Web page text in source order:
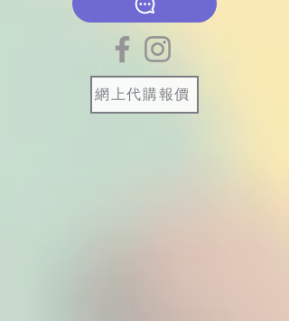
網上代購報價